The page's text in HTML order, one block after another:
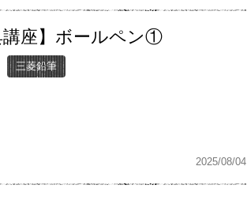
講座】ボールペン①
三菱鉛筆
2025/08/04